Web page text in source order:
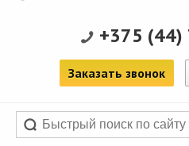
+375 (44)
Заказать звонок